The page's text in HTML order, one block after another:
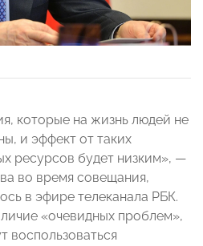
которые на жизнь людей не
и эффект от таких
ресурсов будет низким», —
во время совещания,
в эфире телеканала РБК.
«очевидных проблем»,
воспользоваться